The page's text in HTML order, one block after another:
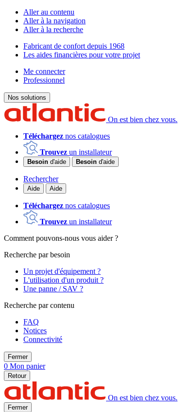
Aller au contenu
Aller à la navigation
Aller à la recherche
Fabricant de confort depuis 1968
Les aides financières pour votre projet
Me connecter
Professionnel
Nos solutions
On est bien chez vous.
Téléchargez nos catalogues
Trouvez un installateur
Besoin d'aide Besoin d'aide
Rechercher
Aide Aide
Téléchargez nos catalogues
Trouvez un installateur
Comment pouvons-nous vous aider ?
Recherche par besoin
Un projet d'équipement ?
L'utilisation d'un produit ?
Une panne / SAV ?
Recherche par contenu
FAQ
Notices
Connectivité
Fermer
0 Mon panier
Retour
On est bien chez vous.
Fermer